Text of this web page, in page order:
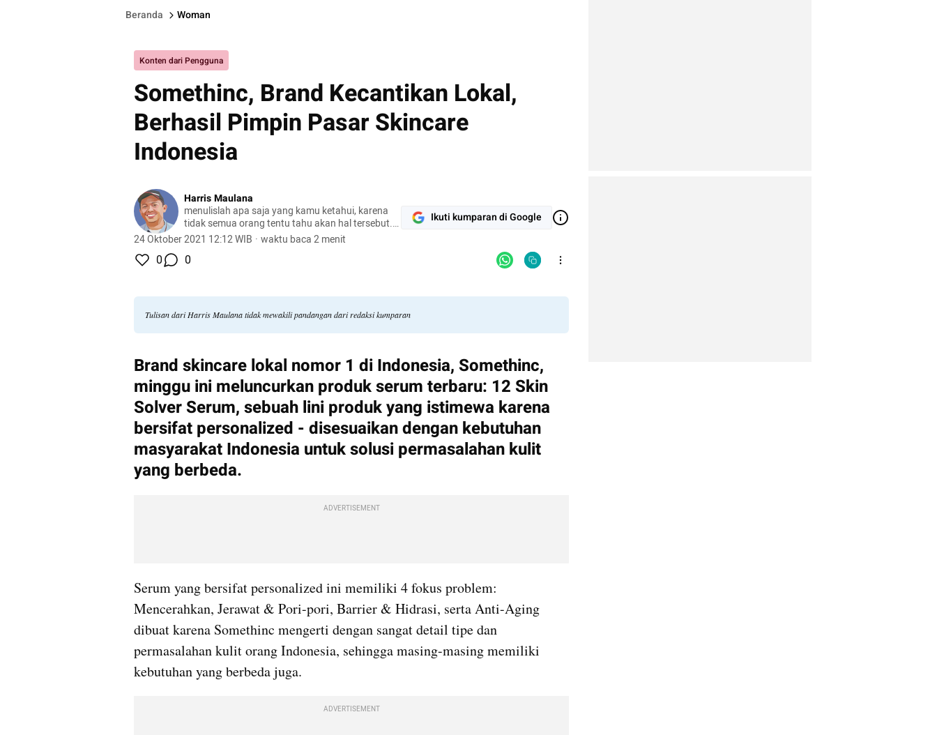
Beranda Woman
Konten dari Pengguna
Somethinc, Brand Kecantikan Lokal,
Berhasil Pimpin Pasar Skincare
Indonesia
Harris Maulana
menulislah apa saja yang kamu ketahui, karena
tidak semua orang tentu tahu akan hal tersebut.
#temankumparan
24 Oktober 2021 12:12 WIB · waktu baca 2 menit
Ikuti kumparan di Google
0 0
Tulisan dari Harris Maulana tidak mewakili pandangan dari redaksi kumparan
Brand skincare lokal nomor 1 di Indonesia, Somethinc,
minggu ini meluncurkan produk serum terbaru: 12 Skin
Solver Serum, sebuah lini produk yang istimewa karena
bersifat personalized - disesuaikan dengan kebutuhan
masyarakat Indonesia untuk solusi permasalahan kulit
yang berbeda.
ADVERTISEMENT
Serum yang bersifat personalized ini memiliki 4 fokus problem:
Mencerahkan, Jerawat & Pori-pori, Barrier & Hidrasi, serta Anti-Aging
dibuat karena Somethinc mengerti dengan sangat detail tipe dan
permasalahan kulit orang Indonesia, sehingga masing-masing memiliki
kebutuhan yang berbeda juga.
ADVERTISEMENT